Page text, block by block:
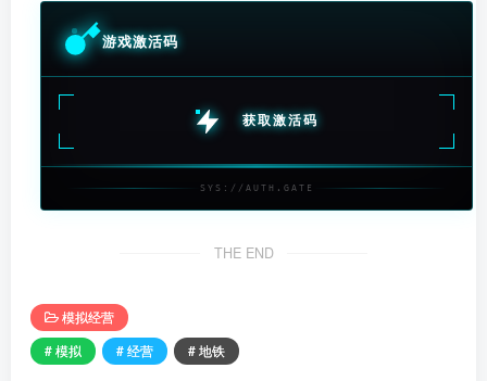
游戏激活码
获取激活码
SYS://AUTH.GATE
THE END
模拟经营
# 模拟
# 经营 # 地铁